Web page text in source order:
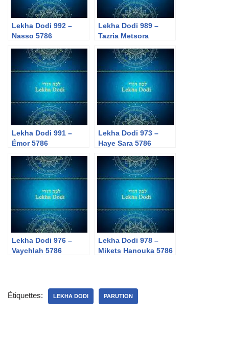
Lekha Dodi 992 –
Nasso 5786
Lekha Dodi 989 –
Tazria Metsora
Lekha Dodi 991 –
Émor 5786
Lekha Dodi 973 –
Haye Sara 5786
Lekha Dodi 976 –
Vaychlah 5786
Lekha Dodi 978 –
Mikets Hanouka 5786
Étiquettes: LEKHA DODI PARUTION